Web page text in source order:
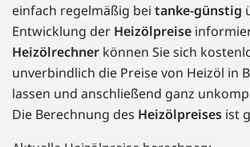
einfach regelmäßig bei tanke-günstig
Entwicklung der Heizölpreise
Heizölrechner können Sie sich
unverbindlich die Preise von Heizöl in
lassen und anschließend ganz
Die Berechnung des Heizölpreises ist